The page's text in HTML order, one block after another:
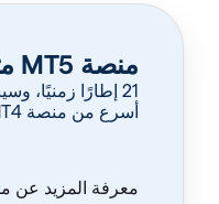
منصة MT5 متاحة الآن
أسرع من منصة MT4.